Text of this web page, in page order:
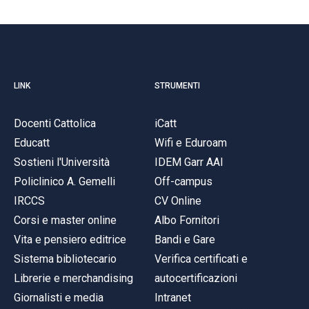
LINK
Docenti Cattolica
Educatt
Sostieni l'Università
Policlinico A. Gemelli
IRCCS
Corsi e master online
Vita e pensiero editrice
Sistema bibliotecario
Librerie e merchandising
Giornalisti e media
STRUMENTI
iCatt
Wifi e Eduroam
IDEM Garr AAI
Off-campus
CV Online
Albo Fornitori
Bandi e Gare
Verifica certificati e
autocertificazioni
Intranet